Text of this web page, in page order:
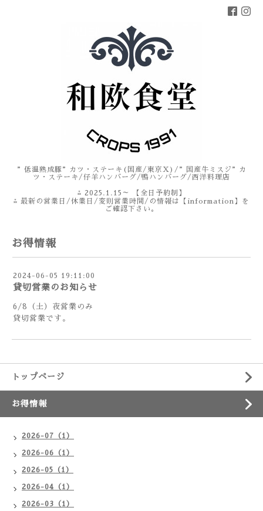
”低温熟成豚”カツ・ステーキ(国産/東京X)/”国産牛ミスジ”カ
ツ・ステーキ/仔羊ハンバーグ/鴨ハンバーグ/西洋料理店
⁂ 2025.1.15～ 【全日予約制】
⁂ 最新の営業日/休業日/変則営業時間/の情報は【information】を
ご確認下さい。
お得情報
2024-06-05 19:11:00
貸切営業のお知らせ
6/8（土）夜営業のみ
貸切営業です。
トップページ
お得情報
2026-07（1）
2026-06（1）
2026-05（1）
2026-04（1）
2026-03（1）